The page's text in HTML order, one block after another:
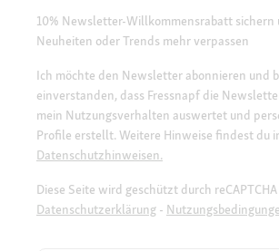
10% Newsletter-Willkommensrabatt sichern
Neuheiten oder Trends mehr verpassen
Ich möchte den Newsletter abonnieren und
einverstanden, dass Fressnapf die
mein Nutzungsverhalten auswertet und
Profile erstellt. Weitere Hinweise findest du
Datenschutzhinweisen.
Diese Seite wird geschützt durch
Datenschutzerklärung -